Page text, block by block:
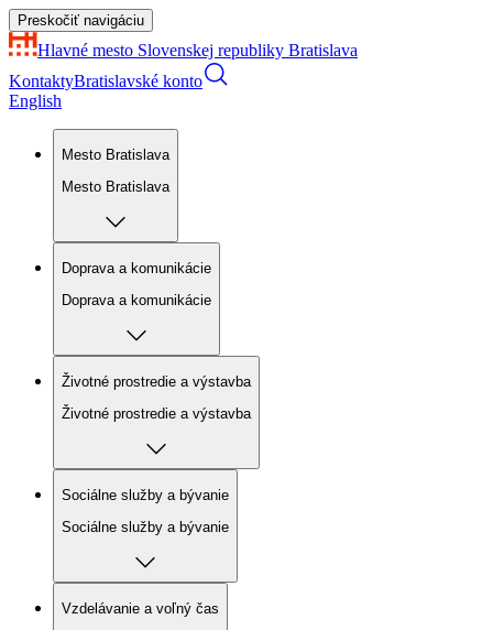
Preskočiť navigáciu
Hlavné mesto Slovenskej republiky Bratislava
KontaktyBratislavské konto
English
Mesto Bratislava
Mesto Bratislava
Doprava a komunikácie
Doprava a komunikácie
Životné prostredie a výstavba
Životné prostredie a výstavba
Sociálne služby a bývanie
Sociálne služby a bývanie
Vzdelávanie a voľný čas